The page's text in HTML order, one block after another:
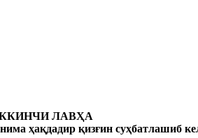
ЛАВҲА
ҳақдадир қизғин суҳбатлашиб